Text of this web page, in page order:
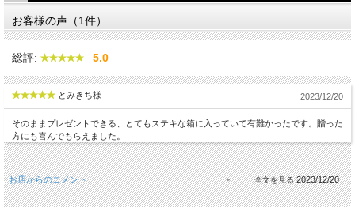
お客様の声（1件）
総評: 5.0
とみきち様 2023/12/20
そのままプレゼントできる、とてもステキな箱に入っていて有難かったです。贈った
方にも喜んでもらえました。
お店からのコメント 2023/12/20